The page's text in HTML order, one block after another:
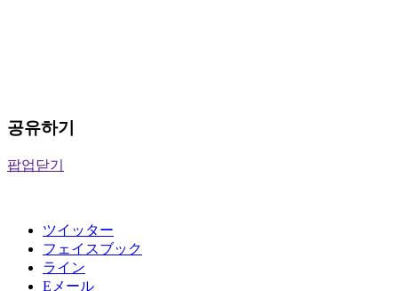
공유하기
팝업닫기
ツイッター
フェイスブック
ライン
Eメール